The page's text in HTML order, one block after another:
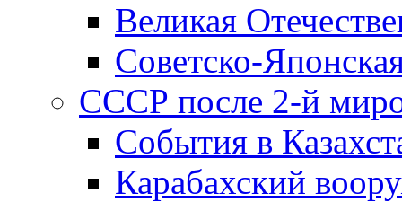
Великая
Советско-
СССР после 2-й
События в
Карабахский